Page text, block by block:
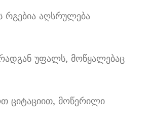
რგებია აღსრულება
უფალს, მოწყალებაც
ციტაციით, მოწერილი